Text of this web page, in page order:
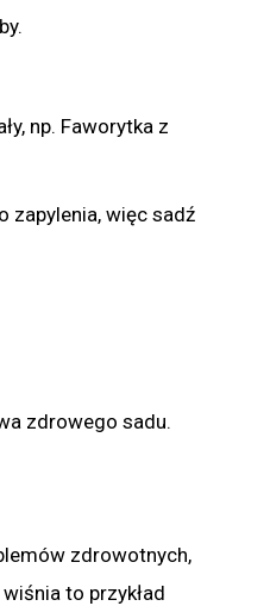
np. Faworytka z
zapylenia, więc sadź
zdrowego sadu.
zdrowotnych,
to przykład